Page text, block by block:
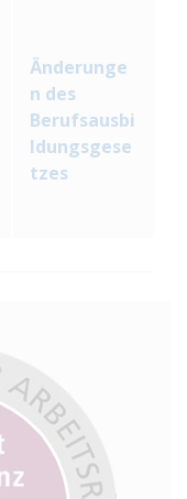
Änderunge
n des
Berufsausbi
ldungsgese
tzes